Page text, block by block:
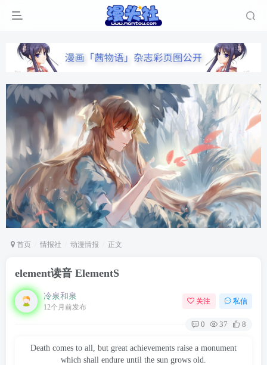
首页 情报社 动漫情报 正文
element读音 ElementS
冷泉和泉
12个月前发布
关注 私信
0 37 8
Death comes to all, but great achievements raise a monument
which shall endure until the sun grows old.